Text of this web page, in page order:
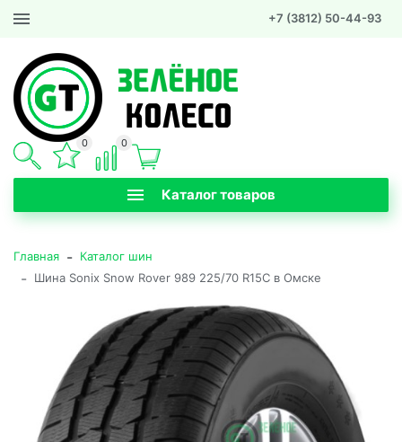
+7 (3812) 50-44-93
Каталог товаров
0 0
Главная - Каталог шин
- Шина Sonix Snow Rover 989 225/70 R15C в Омске